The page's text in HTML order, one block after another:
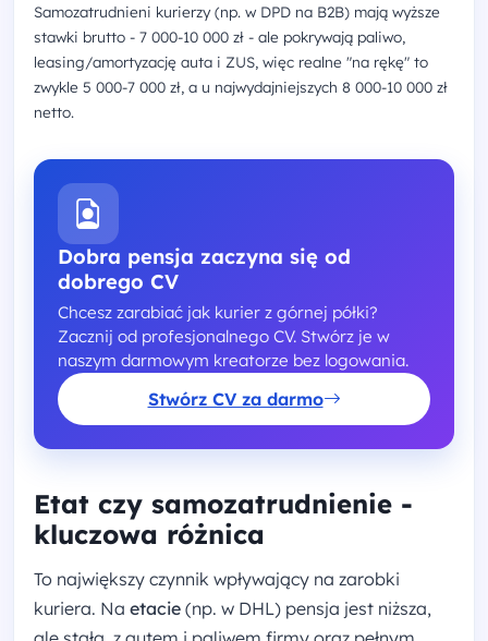
Samozatrudnieni kurierzy (np. w DPD na B2B) mają wyższe
stawki brutto - 7 000-10 000 zł - ale pokrywają paliwo,
leasing/amortyzację auta i ZUS, więc realne "na rękę" to
zwykle 5 000-7 000 zł, a u najwydajniejszych 8 000-10 000 zł
netto.
Dobra pensja zaczyna się od
dobrego CV
Chcesz zarabiać jak kurier z górnej półki?
Zacznij od profesjonalnego CV. Stwórz je w
naszym darmowym kreatorze bez logowania.
Stwórz CV za darmo
Etat czy samozatrudnienie -
kluczowa różnica
To największy czynnik wpływający na zarobki
kuriera. Na etacie (np. w DHL) pensja jest niższa,